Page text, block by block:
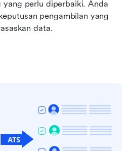
yang perlu diperbaiki. Anda
pengambilan yang
data.